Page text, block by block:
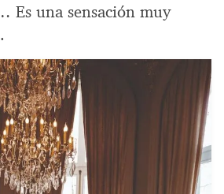
Es una sensación muy